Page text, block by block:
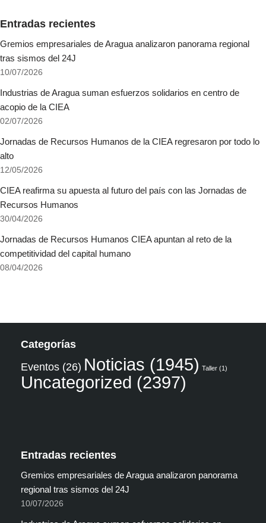
Entradas recientes
Gremios empresariales de Aragua analizaron panorama regional
tras sismos del 24J
10/07/2026
Industrias de Aragua suman esfuerzos solidarios en centro de
acopio de la CIEA
02/07/2026
Jornadas de Recursos Humanos de la CIEA regresaron por todo lo
alto
12/05/2026
CIEA reafirma su apuesta al futuro del país con las Jornadas de
Recursos Humanos
30/04/2026
Jornadas de Recursos Humanos CIEA apuntan al reto de la
competitividad del capital humano
08/04/2026
Categorías
Eventos (26) Noticias (1945) Taller (1)
Uncategorized (2397)
Entradas recientes
Gremios empresariales de Aragua analizaron panorama
regional tras sismos del 24J
10/07/2026